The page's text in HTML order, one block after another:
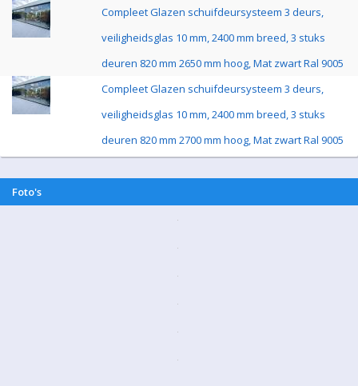
Compleet Glazen schuifdeursysteem 3 deurs,
veiligheidsglas 10 mm, 2400 mm breed, 3 stuks
deuren 820 mm 2650 mm hoog, Mat zwart Ral 9005
Compleet Glazen schuifdeursysteem 3 deurs,
veiligheidsglas 10 mm, 2400 mm breed, 3 stuks
deuren 820 mm 2700 mm hoog, Mat zwart Ral 9005
Foto's